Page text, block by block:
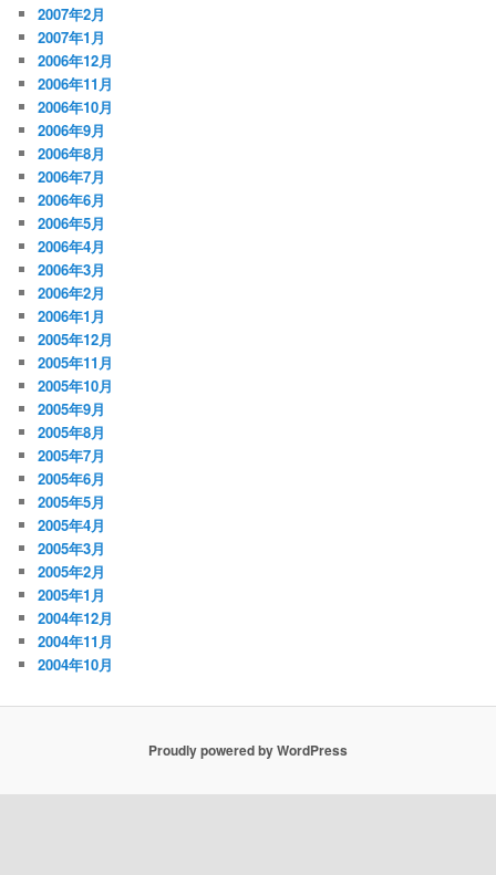
2007年2月
2007年1月
2006年12月
2006年11月
2006年10月
2006年9月
2006年8月
2006年7月
2006年6月
2006年5月
2006年4月
2006年3月
2006年2月
2006年1月
2005年12月
2005年11月
2005年10月
2005年9月
2005年8月
2005年7月
2005年6月
2005年5月
2005年4月
2005年3月
2005年2月
2005年1月
2004年12月
2004年11月
2004年10月
Proudly powered by WordPress